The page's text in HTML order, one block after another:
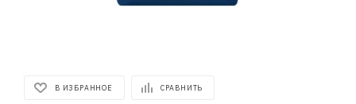
В ИЗБРАННОЕ СРАВНИТЬ